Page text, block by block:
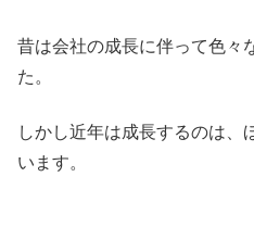
昔は会社の成長に伴って色々
た。
しかし近年は成長するのは、
います。